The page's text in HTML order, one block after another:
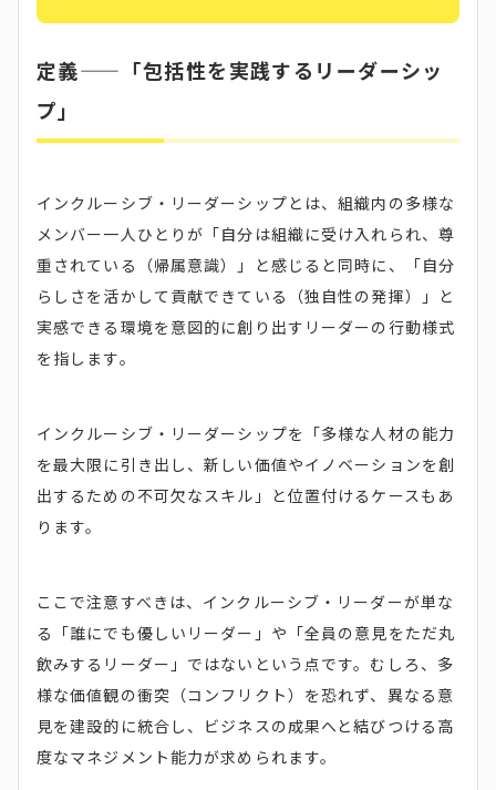
定義——「包括性を実践するリーダーシッ
プ」
インクルーシブ・リーダーシップとは、組織内の多様な
メンバー一人ひとりが「自分は組織に受け入れられ、尊
重されている（帰属意識）」と感じると同時に、「自分
らしさを活かして貢献できている（独自性の発揮）」と
実感できる環境を意図的に創り出すリーダーの行動様式
を指します。
インクルーシブ・リーダーシップを「多様な人材の能力
を最大限に引き出し、新しい価値やイノベーションを創
出するための不可欠なスキル」と位置付けるケースもあ
ります。
ここで注意すべきは、インクルーシブ・リーダーが単な
る「誰にでも優しいリーダー」や「全員の意見をただ丸
飲みするリーダー」ではないという点です。むしろ、多
様な価値観の衝突（コンフリクト）を恐れず、異なる意
見を建設的に統合し、ビジネスの成果へと結びつける高
度なマネジメント能力が求められます。